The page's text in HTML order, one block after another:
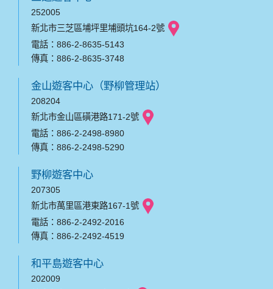
252005
新北市三芝區埔坪里埔頭坑164-2號
電話：886-2-8635-5143
傳真：886-2-8635-3748
金山遊客中心（野柳管理站）
208204
新北市金山區磺港路171-2號
電話：886-2-2498-8980
傳真：886-2-2498-5290
野柳遊客中心
207305
新北市萬里區港東路167-1號
電話：886-2-2492-2016
傳真：886-2-2492-4519
和平島遊客中心
202009